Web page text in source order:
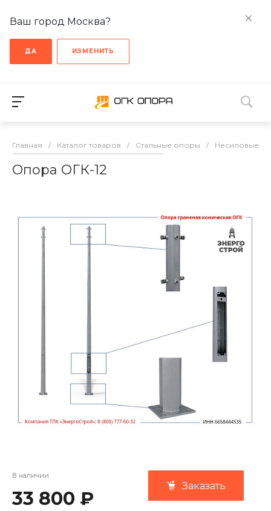
Ваш город Москва?
ДА ИЗМЕНИТЬ
Главная / Каталог товаров / Стальные опоры / Несиловые
Опора ОГК-12
В наличии
33 800 ₽
Заказать